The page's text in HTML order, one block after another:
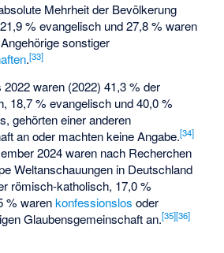
Mehrheit der Bevölkerung
% evangelisch und 27,8 % waren
sonstiger
.[33]
2022waren (2022) 41,3 % der
18,7 % evangelisch und 40,0 %
gehörten einer anderen
an oder machten keine Angabe.[34]
2024 waren nach Recherchen
Weltanschauungen in Deutschland
römisch-katholisch, 17,0 %
% warenkonfessionslos oder
Glaubensgemeinschaft an.[35][36]